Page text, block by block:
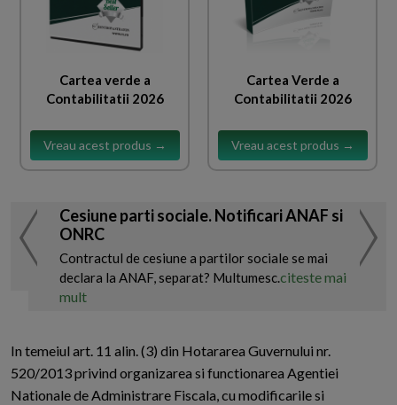
Cartea verde a
Contabilitatii 2026
Vreau acest produs →
Cartea Verde a
Contabilitatii 2026
Vreau acest produs →
Cesiune parti sociale. Notificari ANAF si
ONRC
Contractul de cesiune a partilor sociale se mai
declara la ANAF, separat? Multumesc.citeste mai
mult
In temeiul art. 11 alin. (3) din Hotararea Guvernului nr.
520/2013 privind organizarea si functionarea Agentiei
Nationale de Administrare Fiscala, cu modificarile si